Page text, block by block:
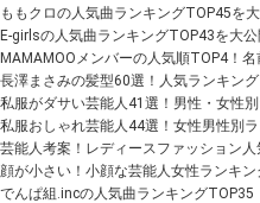
ももクロの人気曲ランキングTOP45を
E-girlsの人気曲ランキングTOP43を大
MAMAMOOメンバーの人気順TOP4！
長澤まさみの髪型60選！人気ランキン
私服がダサい芸能人41選！男性・女性別
私服おしゃれ芸能人44選！女性男性別
芸能人考案！レディースファッション
顔が小さい！小顔な芸能人女性ランキ
でんぱ組.incの人気曲ランキングTOP35